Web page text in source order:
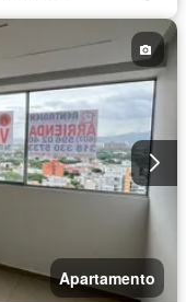
Apartamento